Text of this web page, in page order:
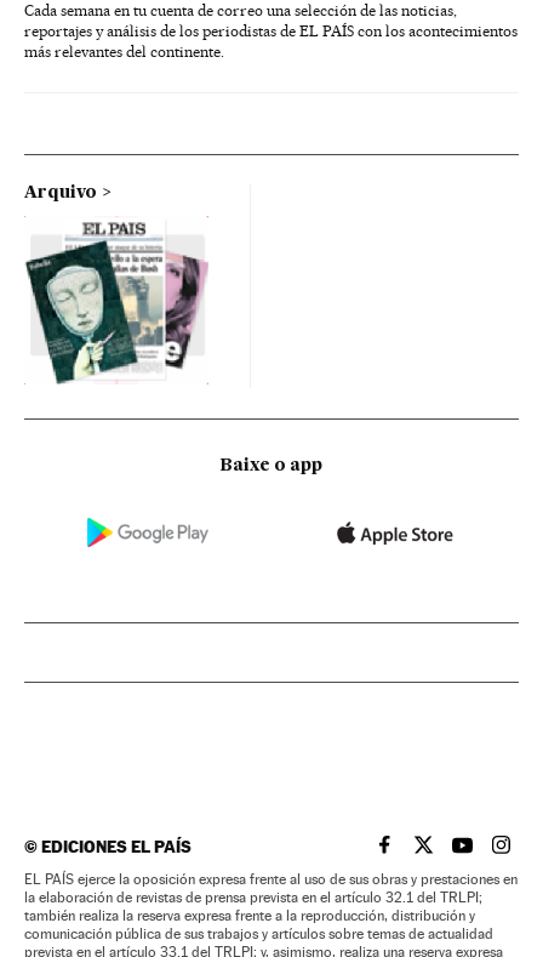
Cada semana en tu cuenta de correo una selección de las noticias,
reportajes y análisis de los periodistas de EL PAÍS con los acontecimientos
más relevantes del continente.
Arquivo
Baixe o app
©EDICIONES EL PAÍS EL PAÍS BRASIL EN
EL PAÍSEL PAÍS
EL
EL PAÍS ejerce la oposición expresa frente al uso de sus obras y prestaciones en
la elaboración de revistas de prensa prevista en el artículo 32.1 del TRLPI;
también realiza la reserva expresa frente a la reproducción, distribución y
comunicación pública de sus trabajos y artículos sobre temas de actualidad
prevista en el artículo 33.1 del TRLPI; y, asimismo, realiza una reserva expresa